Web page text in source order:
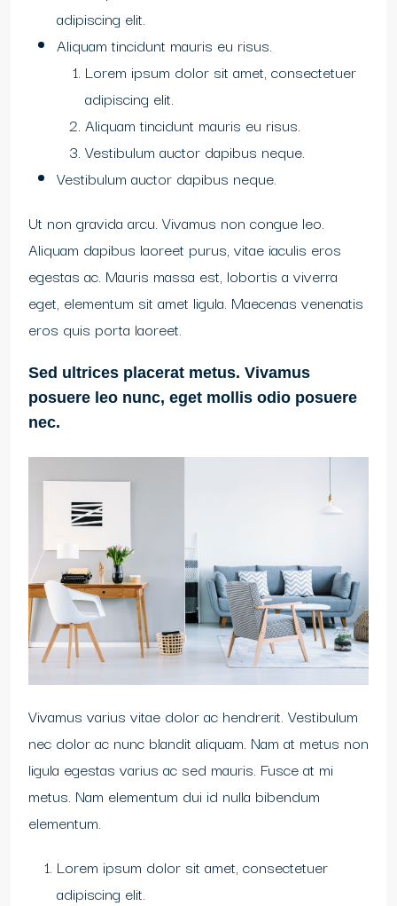
adipiscing elit.
Aliquam tincidunt mauris eu risus.
Lorem ipsum dolor sit amet, consectetuer
adipiscing elit.
Aliquam tincidunt mauris eu risus.
Vestibulum auctor dapibus neque.
Vestibulum auctor dapibus neque.
Ut non gravida arcu. Vivamus non congue leo.
Aliquam dapibus laoreet purus, vitae iaculis eros
egestas ac. Mauris massa est, lobortis a viverra
eget, elementum sit amet ligula. Maecenas venenatis
eros quis porta laoreet.
Sed ultrices placerat metus. Vivamus
posuere leo nunc, eget mollis odio posuere
nec.
Vivamus varius vitae dolor ac hendrerit. Vestibulum
nec dolor ac nunc blandit aliquam. Nam at metus non
ligula egestas varius ac sed mauris. Fusce at mi
metus. Nam elementum dui id nulla bibendum
elementum.
Lorem ipsum dolor sit amet, consectetuer
adipiscing elit.